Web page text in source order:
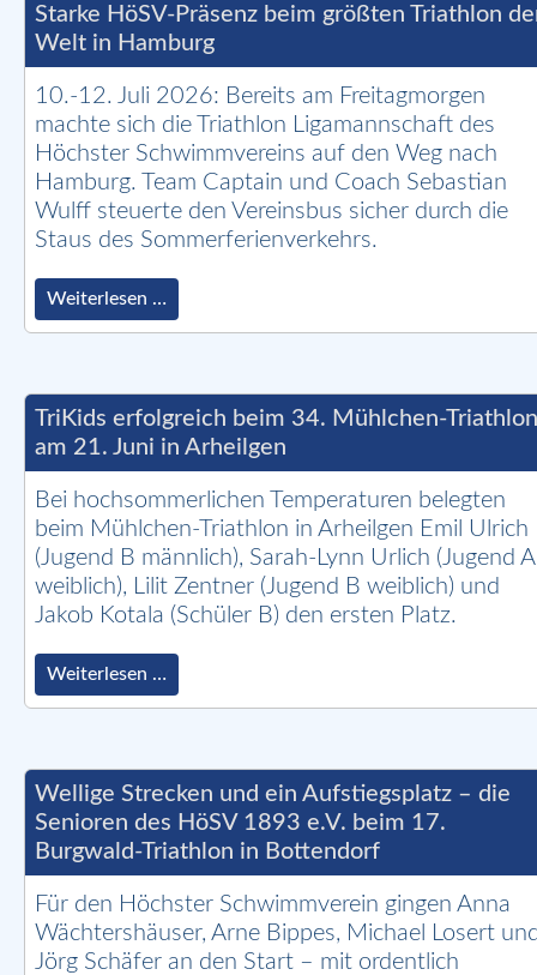
Starke HöSV-Präsenz beim größten Triathlon
Welt in Hamburg
10.-12. Juli 2026: Bereits am Freitagmorgen
machte sich die Triathlon Ligamannschaft des
Höchster Schwimmvereins auf den Weg nach
Hamburg. Team Captain und Coach Sebastian
Wulff steuerte den Vereinsbus sicher durch die
Staus des Sommerferienverkehrs.
Weiterlesen …
HöSV-
Triathlon
der
Welt
Hamburg
TriKids erfolgreich beim 34. Mühlchen-Triathlon
am 21. Juni in Arheilgen
Bei hochsommerlichen Temperaturen belegten
beim Mühlchen-Triathlon in Arheilgen Emil Ulrich
(Jugend B männlich), Sarah-Lynn Urlich (Jugend A
weiblich), Lilit Zentner (Jugend B weiblich) und
Jakob Kotala (Schüler B) den ersten Platz.
Weiterlesen …
erfolgreich
Triathlon
am
21.
Juni
in
Arheilgen
Wellige Strecken und ein Aufstiegsplatz – die
Senioren des HöSV 1893 e.V. beim 17.
Burgwald-Triathlon in Bottendorf
Für den Höchster Schwimmverein gingen Anna
Wächtershäuser, Arne Bippes, Michael Losert
Jörg Schäfer an den Start – mit ordentlich